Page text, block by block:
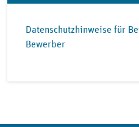
Datenschutzhinweise für
Bewerber